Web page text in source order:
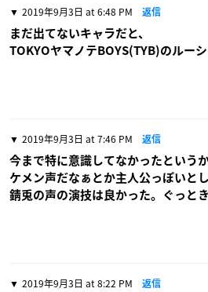
2019年9月3日 at 6:48 PM 返信
まだ出てないキャラだと、
TOKYOヤマノテBOYS(TYB)のルー
2019年9月3日 at 7:46 PM 返信
今まで特に意識してなかったという
ケメン声だなぁとか主人公っぽいと
錆兎の声の演技は良かった。ぐっとき
2019年9月3日 at 8:22 PM 返信